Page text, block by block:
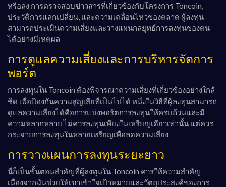
หรือลง การตรวจสอบข่าวสารที่เกี่ยวข้องกับโครงการ Toncoin,
ประวัติการแลกเปลี่ยน, และความเคลื่อนไหวของตลาด ผู้ลงทุน
สามารถประเมินความเสี่ยงและวางแผนกลยุทธ์การลงทุนของตน
ได้อย่างมีเหตุผล
การดูแลความเสี่ยงและการบริหารจัดการ
พอร์ต
การลงทุนใน Toncoin ต้องพิจารณาความเสี่ยงที่เกี่ยวข้องอย่างใกล้
ชิด เพื่อป้องกันความสูญเสียที่เป็นไปได้ หนึ่งในวิธีที่ผู้ลงทุนสามารถ
ดูแลความเสี่ยงได้คือการแบ่งพอร์ตการลงทุนให้ครบถ้วนและมี
ความหลากหลาย ไม่ควรลงทุนเพียงในเหรียญเดียวเท่านั้น แต่ควร
กระจายการลงทุนในหลายเหรียญเพื่อลดความเสี่ยง
การวางแผนการลงทุนระยะยาว
นี่ก็เป็นขั้นตอนสำคัญที่ผู้ลงทุนใน Toncoin ควรให้ความสำคัญ
เนื่องจากมันช่วยให้เขาเข้าใจเป้าหมายและวัตถุประสงค์ของการ